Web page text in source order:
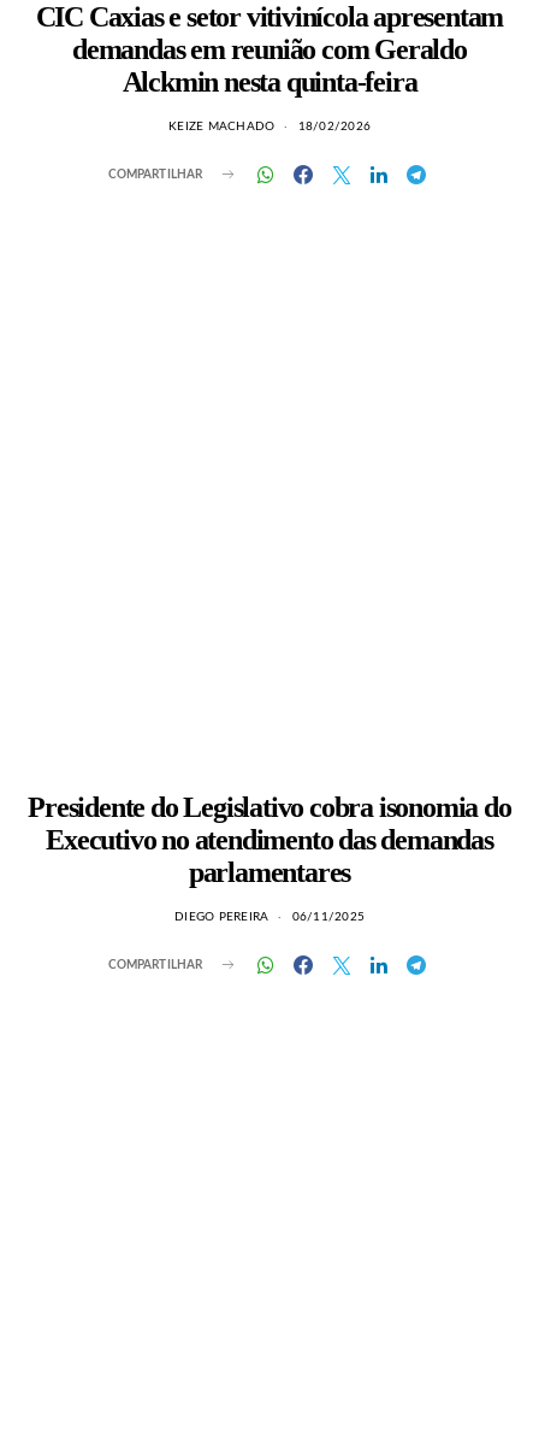
CIC Caxias e setor vitivinícola apresentam
demandas em reunião com Geraldo
Alckmin nesta quinta-feira
KEIZE MACHADO 18/02/2026
COMPARTILHAR
Presidente do Legislativo cobra isonomia do
Executivo no atendimento das demandas
parlamentares
DIEGO PEREIRA 06/11/2025
COMPARTILHAR